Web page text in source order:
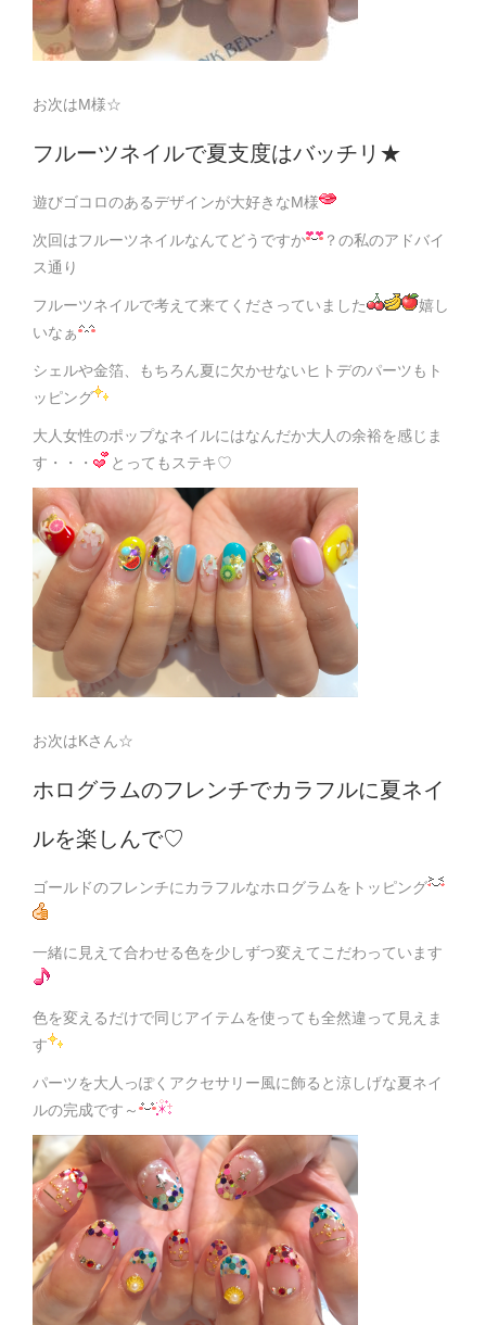
お次はM様☆
フルーツネイルで夏支度はバッチリ★
遊びゴコロのあるデザインが大好きなM様
次回はフルーツネイルなんてどうですか
？の私のアドバイ
ス通り
フルーツネイルで考えて来てくださっていました
嬉し
いなぁ
シェルや金箔、もちろん夏に欠かせないヒトデのパーツもト
ッピング
大人女性のポップなネイルにはなんだか大人の余裕を感じま
す・・・
とってもステキ♡
お次はKさん☆
ホログラムのフレンチでカラフルに夏ネイ
ルを楽しんで♡
ゴールドのフレンチにカラフルなホログラムをトッピング
一緒に見えて合わせる色を少しずつ変えてこだわっています
色を変えるだけで同じアイテムを使っても全然違って見えま
す
パーツを大人っぽくアクセサリー風に飾ると涼しげな夏ネイ
ルの完成です～